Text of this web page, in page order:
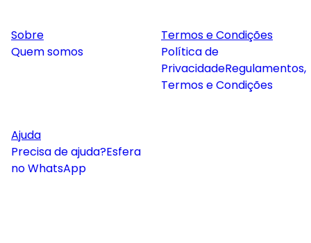
Sobre
Quem somos
Termos e Condições
Política de
PrivacidadeRegulamentos,
Termos e Condições
Ajuda
Precisa de ajuda?Esfera
no WhatsApp